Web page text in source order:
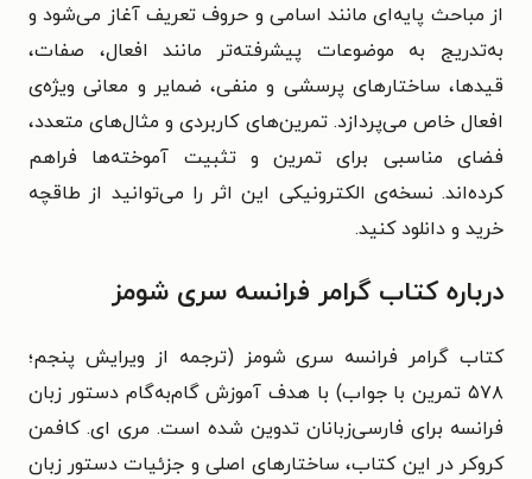
از مباحث پایه‌ای مانند اسامی و حروف تعریف آغاز می‌شود و
به‌تدریج به موضوعات پیشرفته‌تر مانند افعال، صفات،
قیدها، ساختارهای پرسشی و منفی، ضمایر و معانی ویژه‌ی
افعال خاص می‌پردازد. تمرین‌های کاربردی و مثال‌های متعدد،
فضای مناسبی برای تمرین و تثبیت آموخته‌ها فراهم
کرده‌اند. نسخه‌ی الکترونیکی این اثر را می‌توانید از طاقچه
خرید و دانلود کنید.
درباره کتاب گرامر فرانسه سری شومز
کتاب گرامر فرانسه سری شومز (ترجمه از ویرایش پنجم؛
۵۷۸ تمرین با جواب) با هدف آموزش گام‌به‌گام دستور زبان
فرانسه برای فارسی‌زبانان تدوین شده است. مری ای. کافمن
کروکر در این کتاب، ساختارهای اصلی و جزئیات دستور زبان